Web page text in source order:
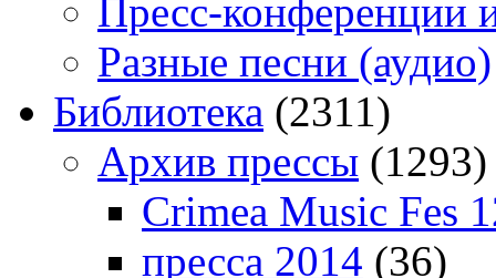
Пресс-конференции
Разные песни (аудио)
Библиотека (2311)
Архив прессы (1293)
Crimea Music Fes
пресса 2014 (36)